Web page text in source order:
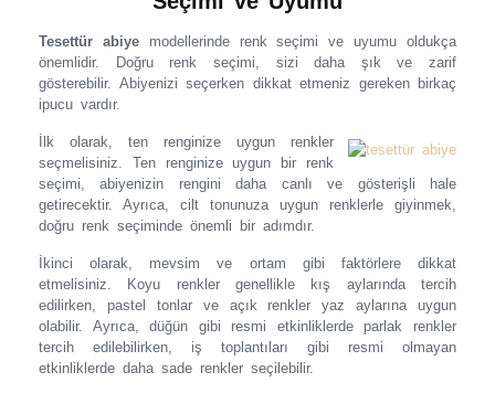
Tesettür abiyemodellerinde renk seçimi ve uyumu oldukça
önemlidir. Doğru renk seçimi, sizi daha şık ve zarif
gösterebilir. Abiyenizi seçerken dikkat etmeniz gereken birkaç
ipucu vardır.
İlk olarak, ten renginize uygun renkler
seçmelisiniz. Ten renginize uygun bir renk
seçimi, abiyenizin rengini daha canlı ve gösterişli hale
getirecektir. Ayrıca, cilt tonunuza uygun renklerle giyinmek,
doğru renk seçiminde önemli bir adımdır.
İkinci olarak, mevsim ve ortam gibi faktörlere dikkat
etmelisiniz. Koyu renkler genellikle kış aylarında tercih
edilirken, pastel tonlar ve açık renkler yaz aylarına uygun
olabilir. Ayrıca, düğün gibi resmi etkinliklerde parlak renkler
tercih edilebilirken, iş toplantıları gibi resmi olmayan
etkinliklerde daha sade renkler seçilebilir.